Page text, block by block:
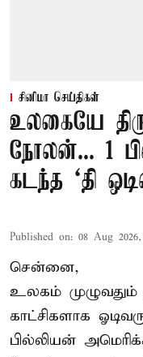
சினிமா செய்திகள்
உலகையே
நோலன்... 1
கடந்த ‘தி
Published on: 08 Aug
சென்னை,
உலகம்
காட்சிகளாக
பில்லியன்